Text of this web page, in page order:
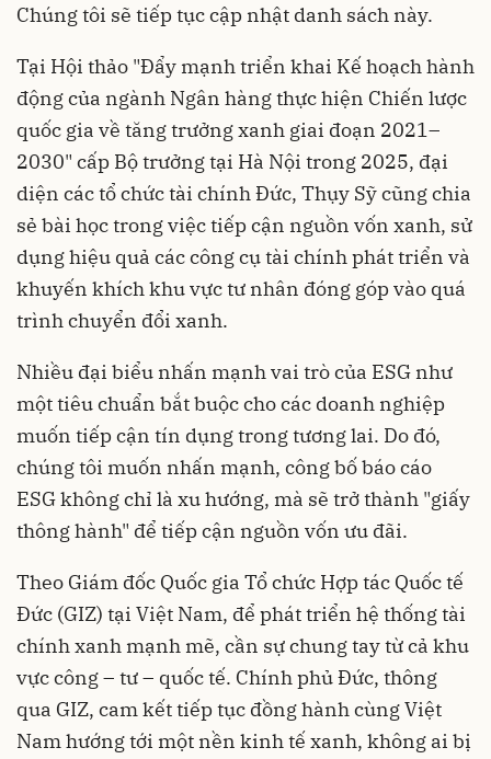
Chúng tôi sẽ tiếp tục cập nhật danh sách này.
Tại Hội thảo "Đẩy mạnh triển khai Kế hoạch hành
động của ngành Ngân hàng thực hiện Chiến lược
quốc gia về tăng trưởng xanh giai đoạn 2021–
2030" cấp Bộ trưởng tại Hà Nội trong 2025, đại
diện các tổ chức tài chính Đức, Thụy Sỹ cũng chia
sẻ bài học trong việc tiếp cận nguồn vốn xanh, sử
dụng hiệu quả các công cụ tài chính phát triển và
khuyến khích khu vực tư nhân đóng góp vào quá
trình chuyển đổi xanh.
Nhiều đại biểu nhấn mạnh vai trò của ESG như
một tiêu chuẩn bắt buộc cho các doanh nghiệp
muốn tiếp cận tín dụng trong tương lai. Do đó,
chúng tôi muốn nhấn mạnh, công bố báo cáo
ESG không chỉ là xu hướng, mà sẽ trở thành "giấy
thông hành" để tiếp cận nguồn vốn ưu đãi.
Theo Giám đốc Quốc gia Tổ chức Hợp tác Quốc tế
Đức (GIZ) tại Việt Nam, để phát triển hệ thống tài
chính xanh mạnh mẽ, cần sự chung tay từ cả khu
vực công – tư – quốc tế. Chính phủ Đức, thông
qua GIZ, cam kết tiếp tục đồng hành cùng Việt
Nam hướng tới một nền kinh tế xanh, không ai bị